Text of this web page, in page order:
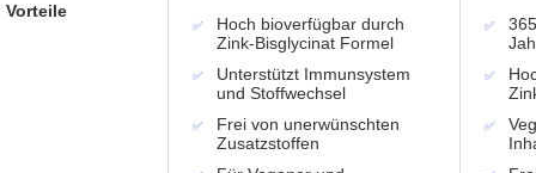
Hoch bioverfügbar durch
Zink-Bisglycinat Formel
Unterstützt Immunsystem
und Stoffwechsel
Frei von unerwünschten
Zusatzstoffen
Vorteile